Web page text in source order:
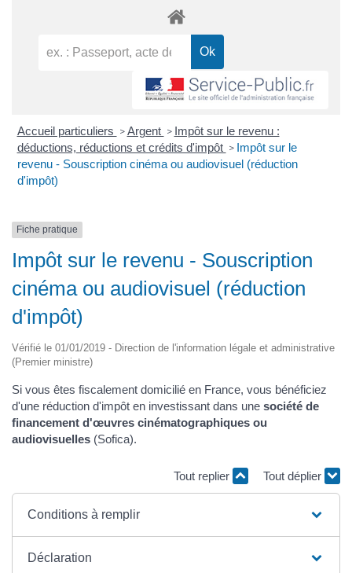
Accueil particuliers > Argent > Impôt sur le revenu :
déductions, réductions et crédits d'impôt > Impôt sur le
revenu - Souscription cinéma ou audiovisuel (réduction
d'impôt)
Fiche pratique
Impôt sur le revenu - Souscription
cinéma ou audiovisuel (réduction
d'impôt)
Vérifié le 01/01/2019 - Direction de l'information légale et administrative
(Premier ministre)
Si vous êtes fiscalement domicilié en France, vous bénéficiez
d'une réduction d'impôt en investissant dans une société de
financement d'œuvres cinématographiques ou
audiovisuelles (Sofica).
Tout replier Tout déplier
Conditions à remplir
Déclaration